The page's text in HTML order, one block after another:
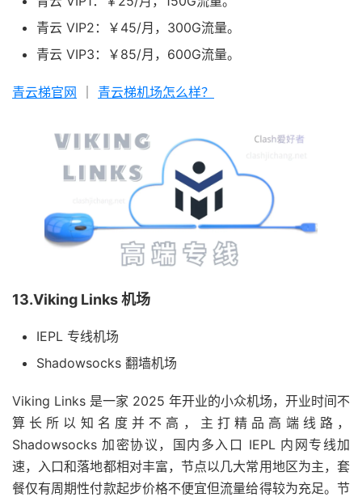
青云 VIP2：￥45/月，300G流量。
青云 VIP3：￥85/月，600G流量。
青云梯官网 青云梯机场怎么样？
13.Viking Links 机场
IEPL 专线机场
Shadowsocks 翻墙机场
Viking Links 是一家 2025 年开业的小众机场，开业时间不
算长所以知名度并不高，主打精品高端线路，
Shadowsocks 加密协议，国内多入口 IEPL 内网专线加
速，入口和落地都相对丰富，节点以几大常用地区为主，套
餐仅有周期性付款起步价格不便宜但流量给得较为充足。节